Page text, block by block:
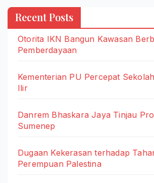
Recent Posts
Otorita IKN Bangun Kawasan
Pemberdayaan
Kementerian PU Percepat
Ilir
Danrem Bhaskara Jaya Tinjau
Sumenep
Dugaan Kekerasan terhadap
Perempuan Palestina